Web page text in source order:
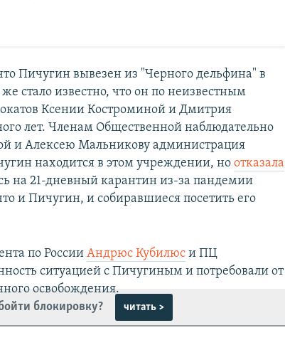
Пичугин вывезен из "Черного дельфина" в
стало известно, что он по неизвестным
Ксении Костроминой и Дмитрия
лет. Членам Общественной наблюдательно
и Алексею Мальникову администрация
находится в этом учреждении, ноотказала
на 21-дневный карантин из-за пандемии
и Пичугин, и собиравшиеся посетить его
по РоссииАндрюс Кубилюс и ПЦ
ситуацией с Пичугиным и потребовали от
освобождения.
блокировку?
читать >